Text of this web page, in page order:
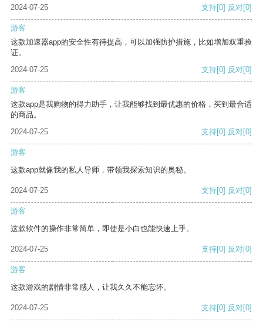
2024-07-25 支持[0] 反对[0]
游客
这款加速器app的安全性有待提高，可以加强防护措施，比如增加双重验
证。
2024-07-25
支持[0] 反对[0]
游客
这款app是我购物的得力助手，让我能够找到最优惠的价格，买到最合适
的商品。
2024-07-25
支持[0] 反对[0]
游客
这款app就像我的私人导师，带领我探索知识的奥秘。
2024-07-25 支持[0] 反对[0]
游客
这款软件的操作非常简单，即使是小白也能快速上手。
2024-07-25 支持[0] 反对[0]
游客
这款游戏的剧情非常感人，让我久久不能忘怀。
2024-07-25 支持[0] 反对[0]